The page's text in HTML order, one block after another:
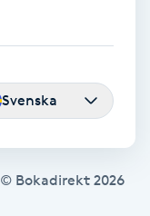
Svenska
© Bokadirekt 2026